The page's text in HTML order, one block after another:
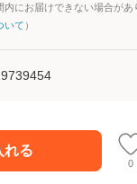
にお届けできない場合があ
いて ）
れる
0